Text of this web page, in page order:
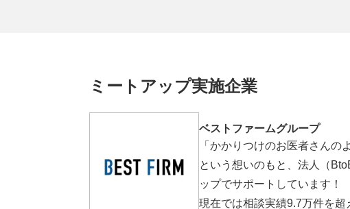
ミートアップ実施企業
ベストファームグループ
「かかりつけのお医者さんの
という想いのもと、法人（
ップでサポートしています！
現在では相談実績9.7万件を超